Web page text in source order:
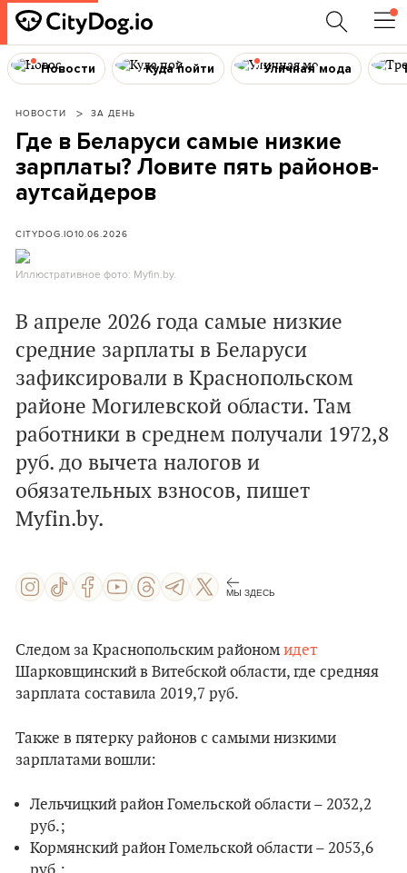
Новости Куда пойти Уличная мода
НОВОСТИ ЗА ДЕНЬ
Где в Беларуси самые низкие
зарплаты? Ловите пять районов-
аутсайдеров
CITYDOG.IO10.06.2026
Иллюстративное фото: Myfin.by.
В апреле 2026 года самые низкие
средние зарплаты в Беларуси
зафиксировали в Краснопольском
районе Могилевской области. Там
работники в среднем получали 1972,8
руб. до вычета налогов и
обязательных взносов, пишет
Myfin.by.
МЫ ЗДЕСЬ
Следом за Краснопольским районом идет
Шарковщинский в Витебской области, где средняя
зарплата составила 2019,7 руб.
Также в пятерку районов с самыми низкими
зарплатами вошли:
Лельчицкий район Гомельской области – 2032,2
руб.;
Кормянский район Гомельской области – 2053,6